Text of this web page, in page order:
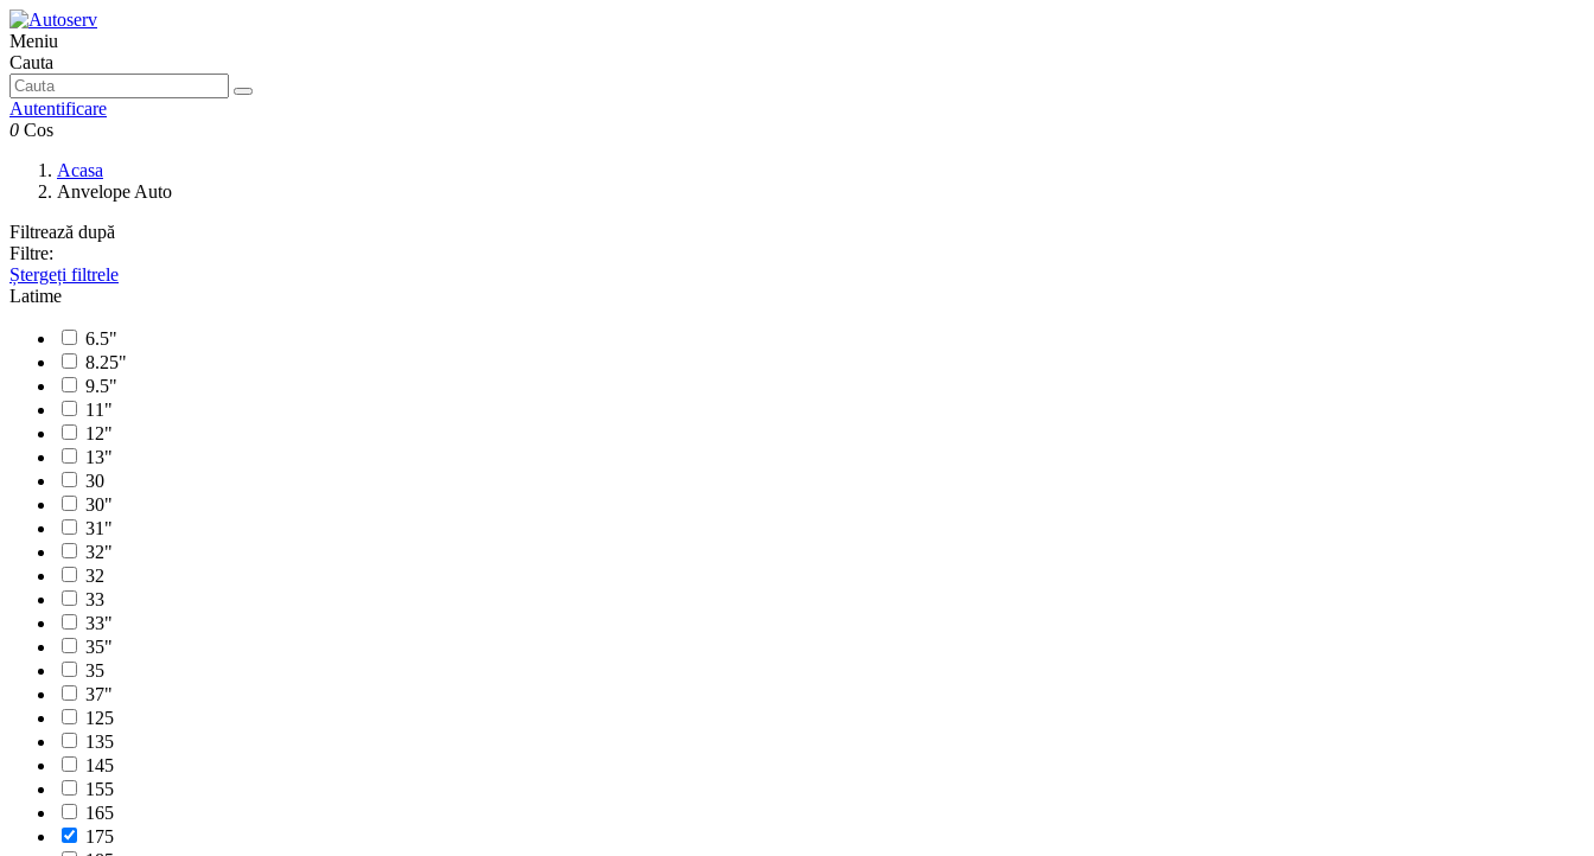
Meniu
Cauta
Autentificare
0 Cos
Acasa
Anvelope Auto
Filtrează după
Filtre:
Ștergeți filtrele
Latime
6.5"
8.25"
9.5"
11"
12"
13"
30
30"
31"
32"
32
33
33"
35"
35
37"
125
135
145
155
165
175